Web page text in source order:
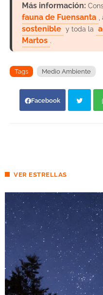
Más información:
fauna de Fuensanta
sostenible y toda la
Martos .
Tags Medio Ambiente
Facebook
VER ESTRELLAS